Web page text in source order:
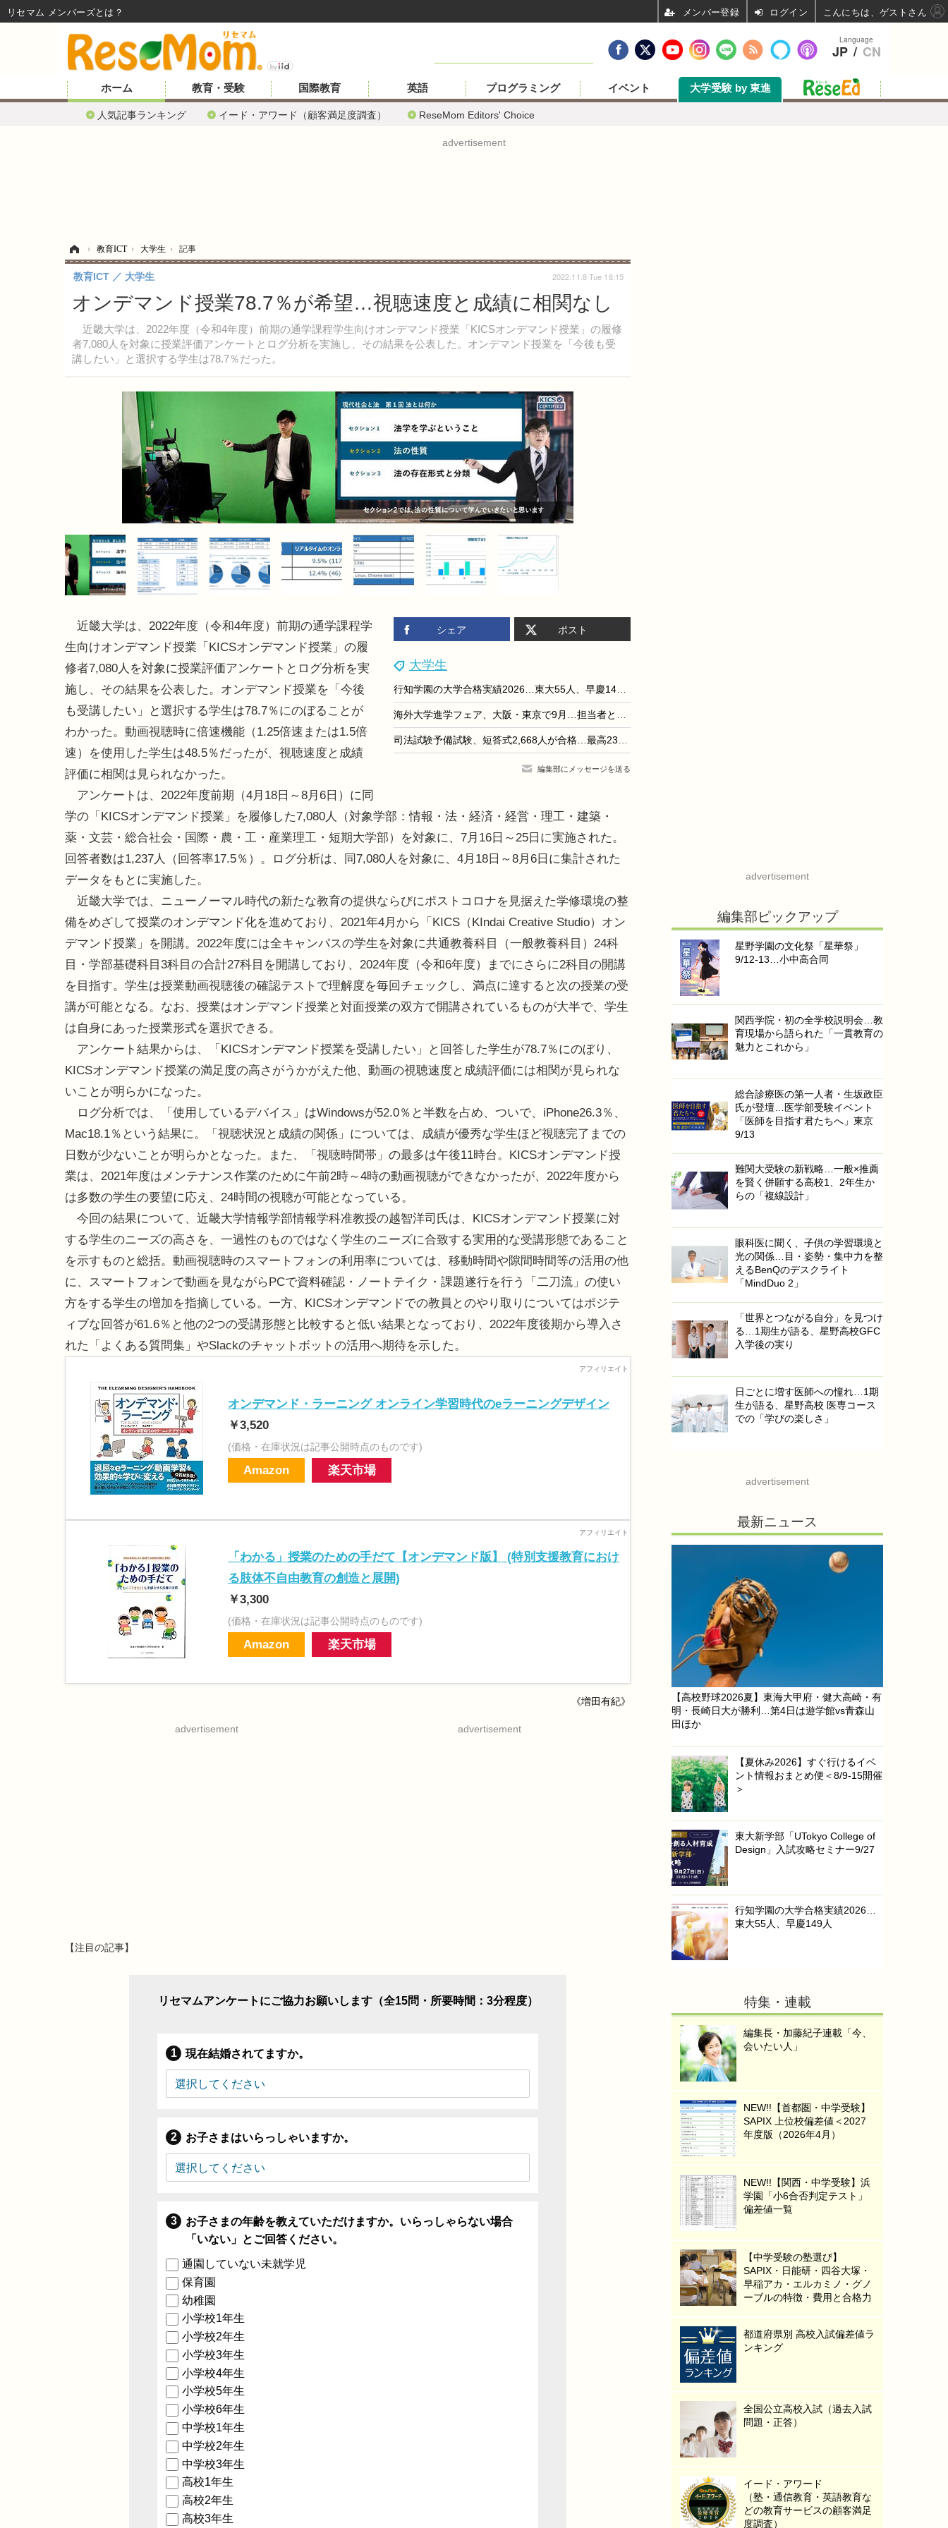
ホーム
人気記事ランキング イード・アワード（顧客満足度調査） ReseMom Editors' Choice
教育・受験 国際教育 英語 プログラミング イベント 大学受験 by 東進
advertisement
› 教育ICT › 大学生 › 記事
オンデマンド授業78.7％が希望…視聴速度と成績に相関なし
近畿大学は、2022年度（令和4年度）前期の通学課程学生向けオンデマンド授業「KICSオンデマンド授業」の履修
者7,080人を対象に授業評価アンケートとログ分析を実施し、その結果を公表した。オンデマンド授業を「今後も受
講したい」と選択する学生は78.7％だった。
教育ICT 大学生 2022.11.8 Tue 18:15
シェア ポスト
大学生
行知学園の大学合格実績2026…東大55人、早慶149人
海外大学進学フェア、大阪・東京で9月…担当者と個別相談
司法試験予備試験、短答式2,668人が合格…最高239点
編集部にメッセージを送る
近畿大学は、2022年度（令和4年度）前期の通学課程学
生向けオンデマンド授業「KICSオンデマンド授業」の履
修者7,080人を対象に授業評価アンケートとログ分析を実
施し、その結果を公表した。オンデマンド授業を「今後
も受講したい」と選択する学生は78.7％にのぼることが
わかった。動画視聴時に倍速機能（1.25倍速または1.5倍
速）を使用した学生は48.5％だったが、視聴速度と成績
評価に相関は見られなかった。
アンケートは、2022年度前期（4月18日～8月6日）に同
学の「KICSオンデマンド授業」を履修した7,080人（対象学部：情報・法・経済・経営・理工・建築・
薬・文芸・総合社会・国際・農・工・産業理工・短期大学部）を対象に、7月16日～25日に実施された。
回答者数は1,237人（回答率17.5％）。ログ分析は、同7,080人を対象に、4月18日～8月6日に集計された
データをもとに実施した。
近畿大学では、ニューノーマル時代の新たな教育の提供ならびにポストコロナを見据えた学修環境の整
備をめざして授業のオンデマンド化を進めており、2021年4月から「KICS（KIndai Creative Studio）オン
デマンド授業」を開講。2022年度には全キャンパスの学生を対象に共通教養科目（一般教養科目）24科
目・学部基礎科目3科目の合計27科目を開講しており、2024年度（令和6年度）までにさらに2科目の開講
を目指す。学生は授業動画視聴後の確認テストで理解度を毎回チェックし、満点に達すると次の授業の受
講が可能となる。なお、授業はオンデマンド授業と対面授業の双方で開講されているものが大半で、学生
は自身にあった授業形式を選択できる。
アンケート結果からは、「KICSオンデマンド授業を受講したい」と回答した学生が78.7％にのぼり、
KICSオンデマンド授業の満足度の高さがうかがえた他、動画の視聴速度と成績評価には相関が見られな
いことが明らかになった。
ログ分析では、「使用しているデバイス」はWindowsが52.0％と半数を占め、ついで、iPhone26.3％、
Mac18.1％という結果に。「視聴状況と成績の関係」については、成績が優秀な学生ほど視聴完了までの
日数が少ないことが明らかとなった。また、「視聴時間帯」の最多は午後11時台。KICSオンデマンド授
業は、2021年度はメンテナンス作業のために午前2時～4時の動画視聴ができなかったが、2022年度から
は多数の学生の要望に応え、24時間の視聴が可能となっている。
今回の結果について、近畿大学情報学部情報学科准教授の越智洋司氏は、KICSオンデマンド授業に対
する学生のニーズの高さを、一過性のものではなく学生のニーズに合致する実用的な受講形態であること
を示すものと総括。動画視聴時のスマートフォンの利用率については、移動時間や隙間時間等の活用の他
に、スマートフォンで動画を見ながらPCで資料確認・ノートテイク・課題遂行を行う「二刀流」の使い
方をする学生の増加を指摘している。一方、KICSオンデマンドでの教員とのやり取りについてはポジテ
ィブな回答が61.6％と他の2つの受講形態と比較すると低い結果となっており、2022年度後期から導入さ
れた「よくある質問集」やSlackのチャットボットの活用へ期待を示した。
オンデマンド・ラーニング オンライン学習時代のeラーニングデザイン
￥3,520
(価格・在庫状況は記事公開時点のものです)
Amazon 楽天市場
「わかる」授業のための手だて【オンデマンド版】 (特別支援教育におけ
る肢体不自由教育の創造と展開)
￥3,300
(価格・在庫状況は記事公開時点のものです)
Amazon 楽天市場
《増田有紀》
advertisement advertisement
【注目の記事】
リセマムアンケートにご協力お願いします（全15問・所要時間：3分程度）
現在結婚されてますか。
お子さまはいらっしゃいますか。
お子さまの年齢を教えていただけますか。いらっしゃらない場合
「いない」とご回答ください。
通園していない未就学児
保育園
幼稚園
小学校1年生
小学校2年生
小学校3年生
小学校4年生
小学校5年生
小学校6年生
中学校1年生
中学校2年生
中学校3年生
高校1年生
高校2年生
高校3年生
advertisement
編集部ピックアップ
星野学園の文化祭「星華祭」
9/12-13…小中高合同
関西学院・初の全学校説明会…教
育現場から語られた「一貫教育の
魅力とこれから」
総合診療医の第一人者・生坂政臣
氏が登壇…医学部受験イベント
「医師を目指す君たちへ」東京
9/13
難関大受験の新戦略…一般×推薦
を賢く併願する高校1、2年生か
らの「複線設計」
眼科医に聞く、子供の学習環境と
光の関係…目・姿勢・集中力を整
えるBenQのデスクライト
「MindDuo 2」
「世界とつながる自分」を見つけ
る…1期生が語る、星野高校GFC
入学後の実り
日ごとに増す医師への憧れ…1期
生が語る、星野高校 医専コース
での「学びの楽しさ」
advertisement
最新ニュース
【高校野球2026夏】東海大甲府・健大高崎・有
明・長崎日大が勝利…第4日は遊学館vs青森山
田ほか
【夏休み2026】すぐ行けるイベ
ント情報おまとめ便＜8/9-15開催
＞
東大新学部「UTokyo College of
Design」入試攻略セミナー9/27
行知学園の大学合格実績2026…
東大55人、早慶149人
特集・連載
編集長・加藤紀子連載「今、
会いたい人」
NEW!!【首都圏・中学受験】
SAPIX 上位校偏差値＜2027
年度版（2026年4月）
NEW!!【関西・中学受験】浜
学園「小6合否判定テスト」
偏差値一覧
【中学受験の塾選び】
SAPIX・日能研・四谷大塚・
早稲アカ・エルカミノ・グノ
ーブルの特徴・費用と合格力
都道府県別 高校入試偏差値ラ
ンキング
全国公立高校入試（過去入試
問題・正答）
イード・アワード
（塾・通信教育・英語教育な
どの教育サービスの顧客満足
度調査）
Language
JP / CN
リセマム メンバーズ ログイン こんにちは、ゲストさん